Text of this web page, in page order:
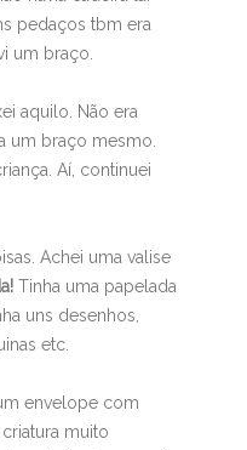
pedaços tbm era
um braço.
aquilo. Não era
um braço mesmo.
Aí, continuei
Achei uma valise
Tinha uma papelada
uns desenhos,
etc.
envelope com
muito